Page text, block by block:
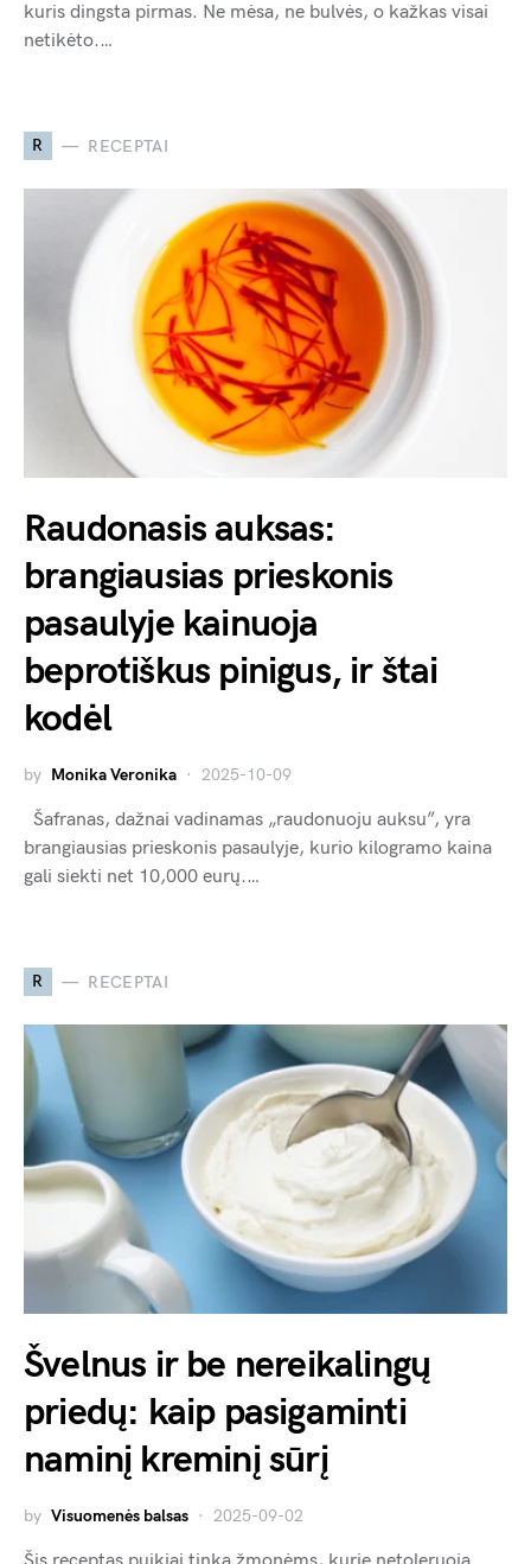
kuris dingsta pirmas. Ne mėsa, ne bulvės, o kažkas visai
netikėto.…
R RECEPTAI
Raudonasis auksas:
brangiausias prieskonis
pasaulyje kainuoja
beprotiškus pinigus, ir štai
kodėl
by Monika Veronika 2025-10-09
Šafranas, dažnai vadinamas „raudonuoju auksu”, yra
brangiausias prieskonis pasaulyje, kurio kilogramo kaina
gali siekti net 10,000 eurų.…
R RECEPTAI
Švelnus ir be nereikalingų
priedų: kaip pasigaminti
naminį kreminį sūrį
by Visuomenės balsas 2025-09-02